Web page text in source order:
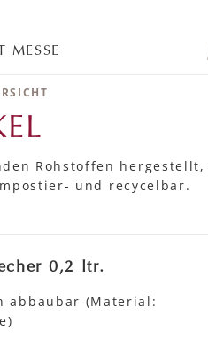
MESSE
Rohstoffen hergestellt,
und recycelbar.
0,2 ltr.
abbaubar (Material: